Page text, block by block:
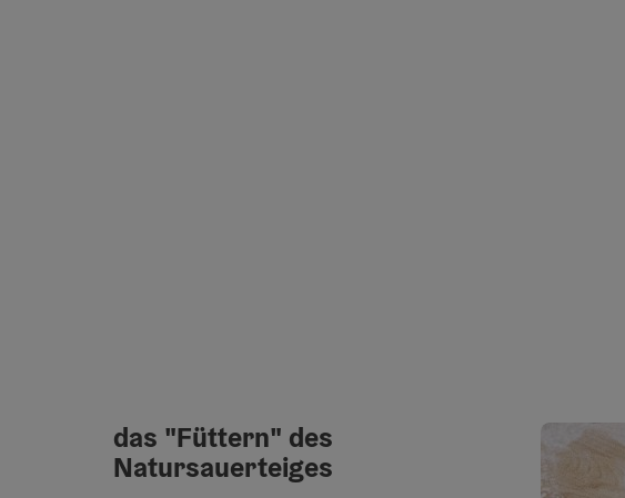
das "Füttern" des
Natursauerteiges